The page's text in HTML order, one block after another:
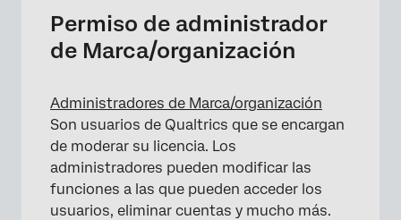
Permiso de administrador
de Marca/organización
Administradores de Marca/organización
Son usuarios de Qualtrics que se encargan
de moderar su licencia. Los
administradores pueden modificar las
funciones a las que pueden acceder los
usuarios, eliminar cuentas y mucho más.